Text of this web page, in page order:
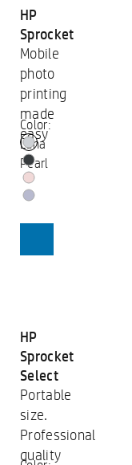
HP
Sprocket
Mobile
photo
printing
made
easy
Color:
Luna
Pearl
HP
Sprocket
Select
Portable
size.
Professional
quality